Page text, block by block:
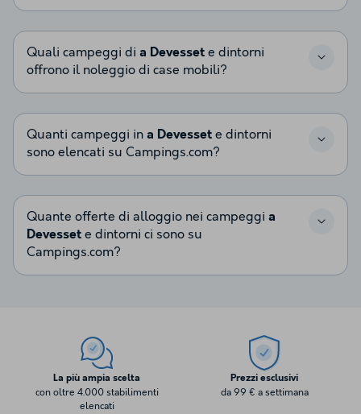
Quali campeggi di a Devesset e dintorni
offrono il noleggio di case mobili?
Quanti campeggi in a Devesset e dintorni
sono elencati su Campings.com?
Quante offerte di alloggio nei campeggi a
Devesset e dintorni ci sono su
Campings.com?
La più ampia scelta
con oltre 4.000 stabilimenti
elencati
Prezzi esclusivi
da 99 € a settimana